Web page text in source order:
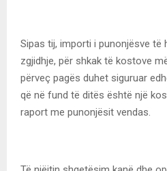
Sipas tij, importi i punonjësve të
zgjidhje, për shkak të kostove
përveç pagës duhet siguruar
që në fund të ditës është një
raport me punonjësit vendas.